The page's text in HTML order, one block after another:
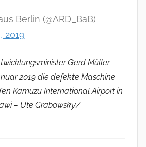
Berlin (@ARD_BaB)
2019
Gerd Müller
2019 die defekte Maschine
Kamuzu International Airport in
– Ute Grabowsky/